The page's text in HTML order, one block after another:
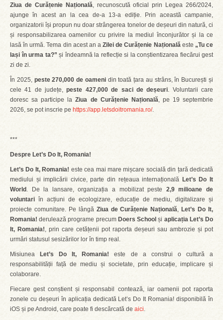
Ziua de Curățenie Națională, recunoscută oficial prin Legea 266/2024,
ajunge în acest an la cea de-a 13-a ediție. Prin această campanie,
organizatorii își propun nu doar strângerea tonelor de deșeuri din natură, ci
și responsabilizarea oamenilor cu privire la mediul înconjurător și la ce
lasă în urmă. Tema din acest an a Zilei de Curățenie Naționalăeste „Tu ce
lași în urma ta?” și îndeamnă la reflecție si la conștientizarea fiecărui gest
zi de zi.
În 2025, peste 270,000 de oamenidin toată țara au strâns, în București și
cele 41 de județe,peste 427,000 de saci de deșeuri. Voluntarii care
doresc sa participe laZiua de Curățenie Națională, pe 19 septembrie
2026, se pot inscrie pe https://app.letsdoitromania.ro/.
***
Despre Let’s Do It, Romania!
Let’s Do It, Romania! este cea mai mare mișcare socială din țară dedicată
mediului și implicării civice, parte din rețeaua internațională Let’s Do It
World . De la lansare, organizația a mobilizat peste 2,9 milioane de
voluntari în acțiuni de ecologizare, educație de mediu, digitalizare și
proiecte comunitare. Pe lângă Ziua de Curățenie Națională, Let’s Do It,
Romania! derulează programe precum Doers School și aplicația Let’s Do
It, Romania!, prin care cetățenii pot raporta deșeuri sau ambrozie și pot
urmări statusul sesizărilor lor în timp real.
Misiunea Let’s Do It, Romania! este de a construi o cultură a
responsabilității față de mediu și societate, prin educație, implicare și
colaborare.
Fiecare gest conștient și responsabil contează, iar oamenii pot raporta
zonele cu deșeuri în aplicația dedicată Let’s Do It Romania! disponibilă în
iOS și pe Android, care poate fi descărcată de aici.